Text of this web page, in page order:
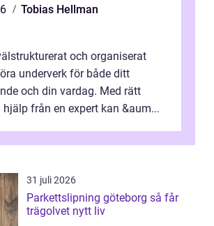
Tobias Hellman
och organiserat
underverk för både ditt
och din vardag. Med rätt
hjälp från en expert kan &aum...
31 juli 2026
Parkettslipning göteborg så får
trägolvet nytt liv